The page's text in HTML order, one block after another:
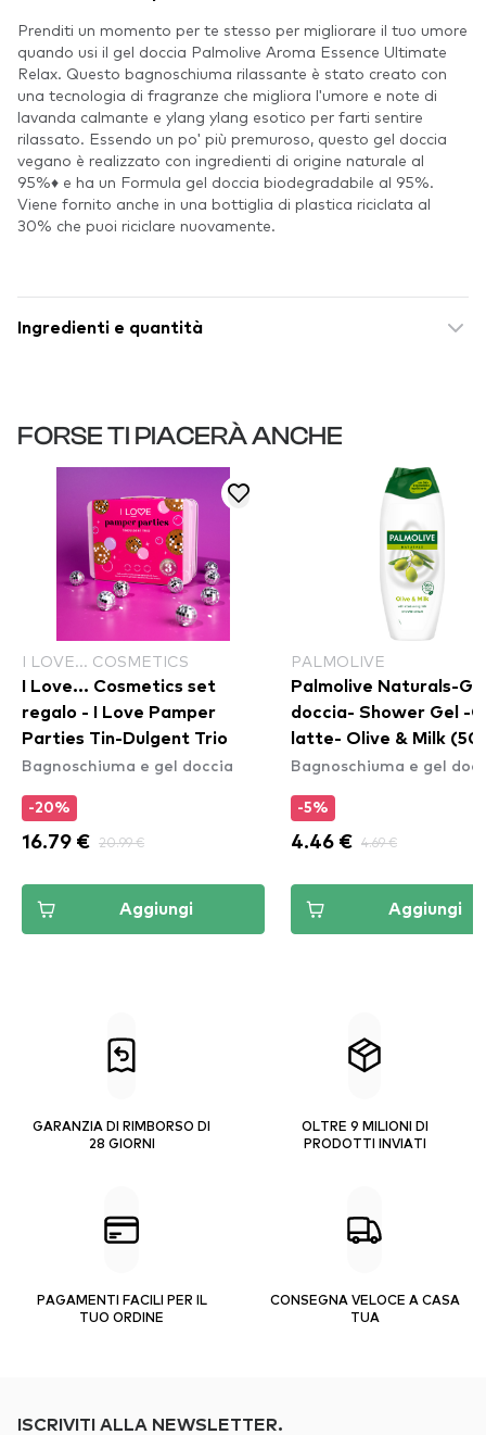
Prenditi un momento per te stesso per migliorare il tuo umore
quando usi il gel doccia Palmolive Aroma Essence Ultimate
Relax. Questo bagnoschiuma rilassante è stato creato con
una tecnologia di fragranze che migliora l'umore e note di
lavanda calmante e ylang ylang esotico per farti sentire
rilassato. Essendo un po' più premuroso, questo gel doccia
vegano è realizzato con ingredienti di origine naturale al
95%♦ e ha un Formula gel doccia biodegradabile al 95%.
Viene fornito anche in una bottiglia di plastica riciclata al
30% che puoi riciclare nuovamente.
Ingredienti e quantità
FORSE TI PIACERÀ ANCHE
I LOVE... COSMETICS
I Love... Cosmetics set
regalo - I Love Pamper
Parties Tin-Dulgent Trio
Bagnoschiuma e gel doccia
-20%
16.79 € 20.99 €
Aggiungi
PALMOLIVE
Palmolive Naturals-
doccia- Shower Gel -
latte- Olive & Milk
Bagnoschiuma e gel
-5%
4.46 € 4.69 €
Aggiungi
GARANZIA DI RIMBORSO DI
28 GIORNI
OLTRE 9 MILIONI DI
PRODOTTI INVIATI
PAGAMENTI FACILI PER IL
TUO ORDINE
CONSEGNA VELOCE A CASA
TUA
ISCRIVITI ALLA NEWSLETTER.